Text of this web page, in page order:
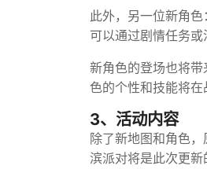
此外，另一位新角
可以通过剧情任务或
新角色的登场也将
色的个性和技能将在
3、活动内容
除了新地图和角色
滨派对将是此次更